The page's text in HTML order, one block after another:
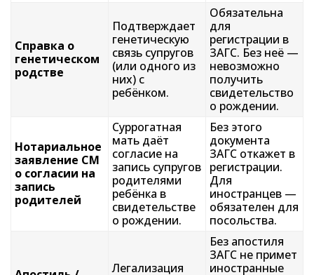
Справка о
генетическом
родстве
Подтверждает
генетическую
связь супругов
(или одного из
них) с
ребёнком.
Обязательна
для
регистрации в
ЗАГС. Без неё —
невозможно
получить
свидетельство
о рождении.
Нотариальное
заявление СМ
о согласии на
запись
родителей
Суррогатная
мать даёт
согласие на
запись супругов
родителями
ребёнка в
свидетельстве
о рождении.
Без этого
документа
ЗАГС откажет в
регистрации.
Для
иностранцев —
обязателен для
посольства.
Легализация
Без апостиля
ЗАГС не примет
иностранные